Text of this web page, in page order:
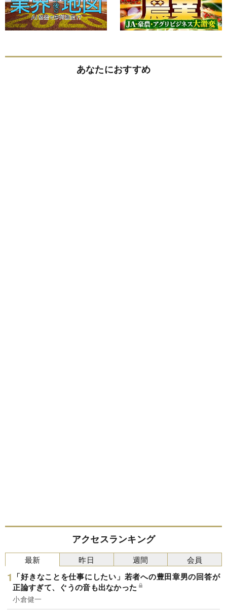
あなたにおすすめ
アクセスランキング
最新
「好きなことを仕事にしたい」若者への豊田章男の回答が
正論すぎて、ぐうの音も出なかった
小倉健一
昨日 週間 会員